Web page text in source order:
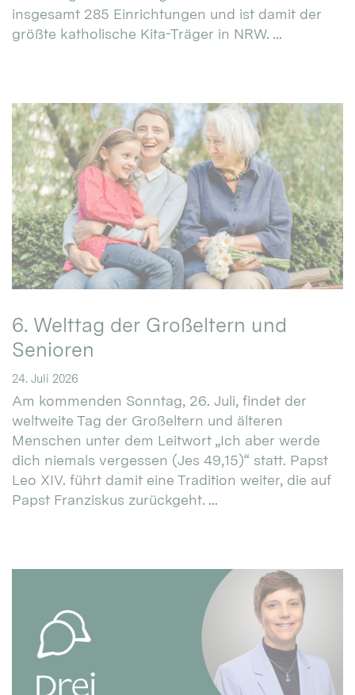
insgesamt 285 Einrichtungen und ist damit der
größte katholische Kita-Träger in NRW. ...
6. Welttag der Großeltern und
Senioren
24. Juli 2026
Am kommenden Sonntag, 26. Juli, findet der
weltweite Tag der Großeltern und älteren
Menschen unter dem Leitwort „Ich aber werde
dich niemals vergessen (Jes 49,15)“ statt. Papst
Leo XIV. führt damit eine Tradition weiter, die auf
Papst Franziskus zurückgeht. ...